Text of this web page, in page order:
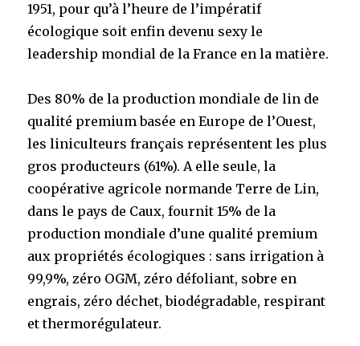
1951, pour qu’à l’heure de l’impératif
écologique soit enfin devenu sexy le
leadership mondial de la France en la matière.
Des 80% de la production mondiale de lin de
qualité premium basée en Europe de l’Ouest,
les liniculteurs français représentent les plus
gros producteurs (61%). A elle seule, la
coopérative agricole normande Terre de Lin,
dans le pays de Caux, fournit 15% de la
production mondiale d’une qualité premium
aux propriétés écologiques : sans irrigation à
99,9%, zéro OGM, zéro défoliant, sobre en
engrais, zéro déchet, biodégradable, respirant
et thermorégulateur.